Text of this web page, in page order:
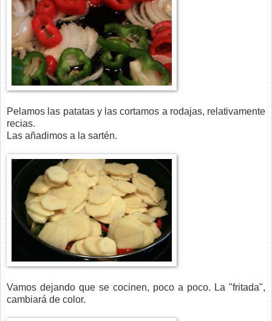
Pelamos las patatas y las cortamos a rodajas, relativamente
recias.
Las añadimos a la sartén.
Vamos dejando que se cocinen, poco a poco. La "fritada",
cambiará de color.